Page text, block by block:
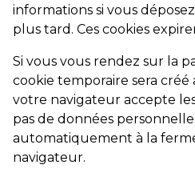
informations si vous
plus tard. Ces cookies
Si vous vous rendez sur la
cookie temporaire sera
votre navigateur accepte
pas de données
automatiquement à la
navigateur.